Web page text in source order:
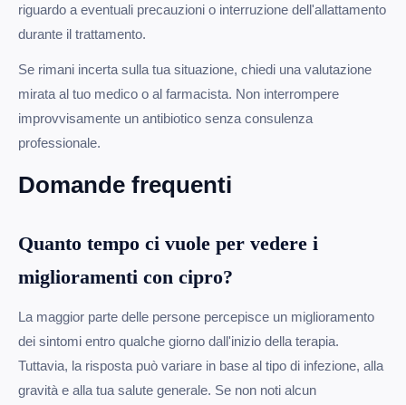
riguardo a eventuali precauzioni o interruzione dell'allattamento
durante il trattamento.
Se rimani incerta sulla tua situazione, chiedi una valutazione
mirata al tuo medico o al farmacista. Non interrompere
improvvisamente un antibiotico senza consulenza
professionale.
Domande frequenti
Quanto tempo ci vuole per vedere i
miglioramenti con cipro?
La maggior parte delle persone percepisce un miglioramento
dei sintomi entro qualche giorno dall'inizio della terapia.
Tuttavia, la risposta può variare in base al tipo di infezione, alla
gravità e alla tua salute generale. Se non noti alcun